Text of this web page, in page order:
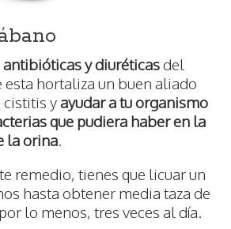
y diuréticasdel
esta hortaliza un buen aliado
yayudar a tu organismo
que pudiera haber en la
la orina.
remedio, tienes que licuar un
hasta obtener media taza de
lo menos, tres veces al día.